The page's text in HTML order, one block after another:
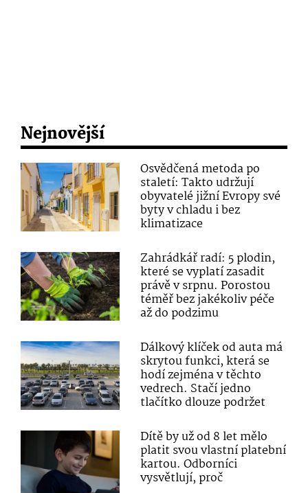
Nejnovější
Osvědčená metoda po
staletí: Takto udržují
obyvatelé jižní Evropy své
byty v chladu i bez
klimatizace
Zahrádkář radí: 5 plodin,
které se vyplatí zasadit
právě v srpnu. Porostou
téměř bez jakékoliv péče
až do podzimu
Dálkový klíček od auta má
skrytou funkci, která se
hodí zejména v těchto
vedrech. Stačí jedno
tlačítko dlouze podržet
Dítě by už od 8 let mělo
platit svou vlastní platební
kartou. Odborníci
vysvětlují, proč